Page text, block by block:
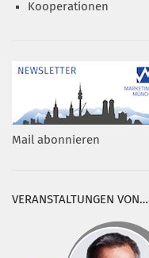
Kooperationen
Mail abonnieren
VERANSTALTUNGEN VON…